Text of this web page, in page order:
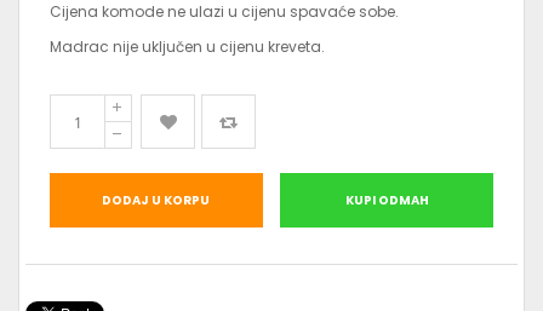
Cijena komode ne ulazi u cijenu spavaće sobe.
Madrac nije uključen u cijenu kreveta.
DODAJ U KORPU KUPI ODMAH